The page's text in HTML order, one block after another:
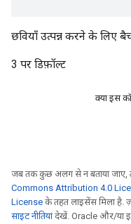
छवियाँ उत्पन्न करने के लिए
3 पर डिफ़ॉल्ट
क्या इस
जब तक कुछ अलग से न बताया जाए,
Commons Attribution 4.0
License के तहत लाइसेंस मिला है.
साइट नीतियांदेखें. Oracle और/या